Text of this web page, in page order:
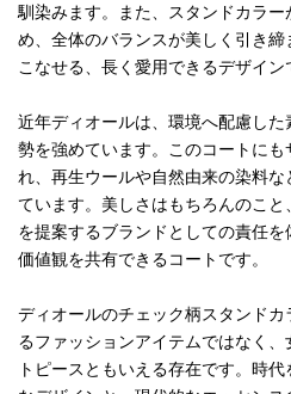
馴染みます。また、スタンドカラ
め、全体のバランスが美しく引き
こなせる、長く愛用できるデザイン
近年ディオールは、環境へ配慮し
勢を強めています。このコートに
れ、再生ウールや自然由来の染料
ています。美しさはもちろんのこ
を提案するブランドとしての責任
価値観を共有できるコートです。
ディオールのチェック柄スタンド
るファッションアイテムではなく
トピースともいえる存在です。時